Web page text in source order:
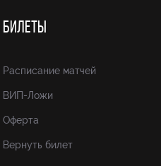
БИЛЕТЫ
Расписание матчей
ВИП-Ложи
Оферта
Вернуть билет